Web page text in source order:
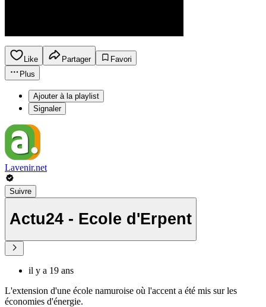
Like Partager
Favori
Plus
Ajouter à la playlist
Signaler
Lavenir.net
Suivre
Actu24 - Ecole d'Erpent
il y a 19 ans
L'extension d'une école namuroise où l'accent a été mis sur les
économies d'énergie.